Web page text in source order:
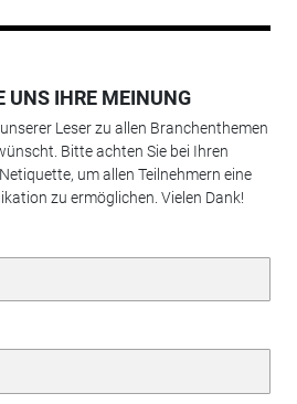
UNS IHRE MEINUNG
Leser zu allen Branchenthemen
Bitte achten Sie bei Ihren
um allen Teilnehmern eine
zu ermöglichen. Vielen Dank!